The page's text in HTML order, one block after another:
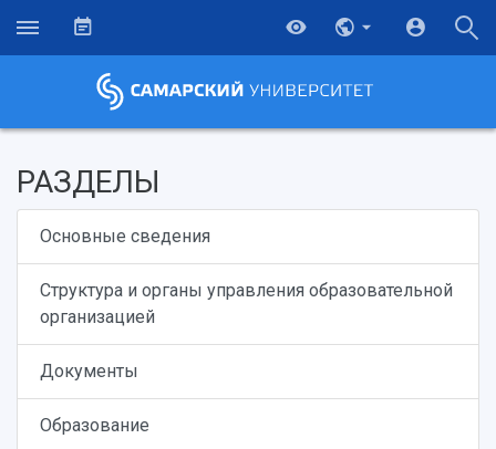
РАЗДЕЛЫ
Основные сведения
Структура и органы управления образовательной
организацией
Документы
Образование